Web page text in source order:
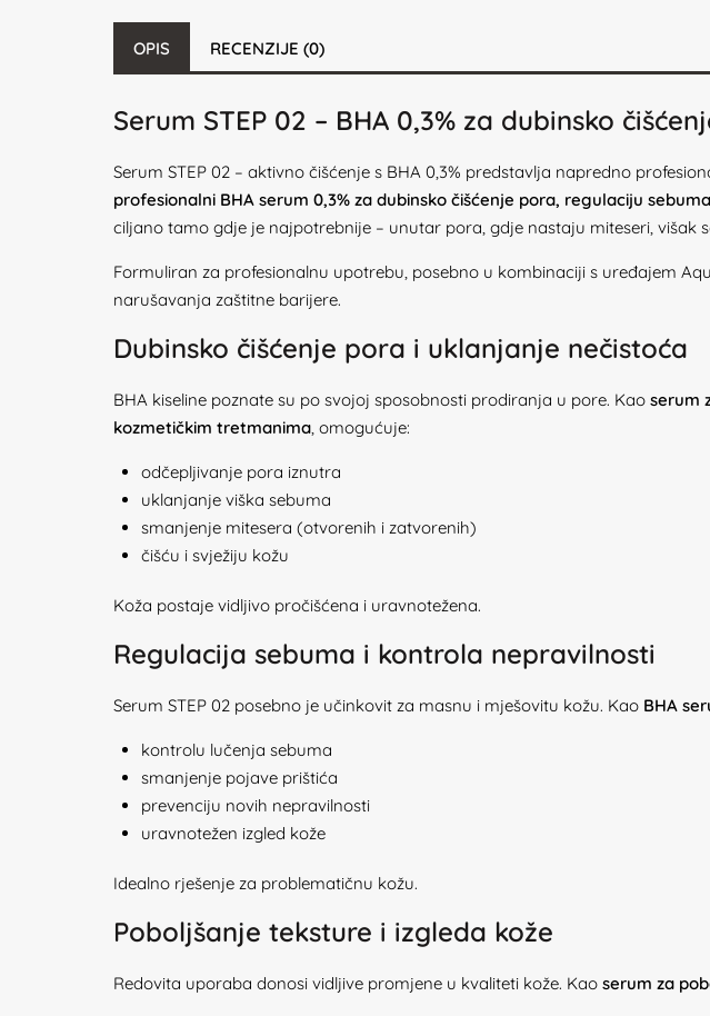
OPIS RECENZIJE (0)
Serum STEP 02 – BHA 0,3% za dubinsko
Serum STEP 02 – aktivno čišćenje s BHA 0,3% predstavlja napredno
profesionalni BHA serum 0,3% za dubinsko čišćenje pora, regulaciju
ciljano tamo gdje je najpotrebnije – unutar pora, gdje nastaju miteseri, višak
Formuliran za profesionalnu upotrebu, posebno u kombinaciji s uređajem
narušavanja zaštitne barijere.
Dubinsko čišćenje pora i uklanjanje nečistoća
BHA kiseline poznate su po svojoj sposobnosti prodiranja u pore. Kao serum
kozmetičkim tretmanima, omogućuje:
odčepljivanje pora iznutra
uklanjanje viška sebuma
smanjenje mitesera (otvorenih i zatvorenih)
čišću i svježiju kožu
Koža postaje vidljivo pročišćena i uravnotežena.
Regulacija sebuma i kontrola nepravilnosti
Serum STEP 02 posebno je učinkovit za masnu i mješovitu kožu. Kao BHA
kontrolu lučenja sebuma
smanjenje pojave prištića
prevenciju novih nepravilnosti
uravnotežen izgled kože
Idealno rješenje za problematičnu kožu.
Poboljšanje teksture i izgleda kože
Redovita uporaba donosi vidljive promjene u kvaliteti kože. Kao serum za